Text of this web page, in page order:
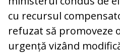
cu recursul
refuzat să promoveze
urgență vizând